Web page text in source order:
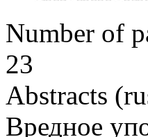
Number of
23
Abstracts
Вредное